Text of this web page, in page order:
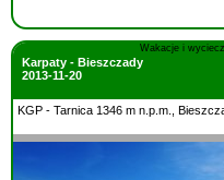
Wakacje i
Karpaty - Bieszczady
2013-11-20
KGP - Tarnica 1346 m n.p.m.,